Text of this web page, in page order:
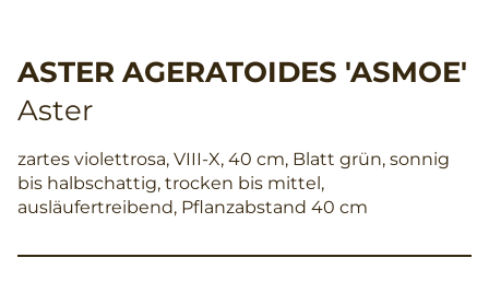
ASTER AGERATOIDES 'ASMOE'
Aster
zartes violettrosa, VIII-X, 40 cm, Blatt grün, sonnig
bis halbschattig, trocken bis mittel,
ausläufertreibend, Pflanzabstand 40 cm